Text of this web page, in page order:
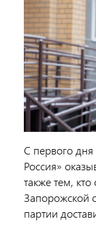
С первого
Россия»
также тем,
Запорожской
партии